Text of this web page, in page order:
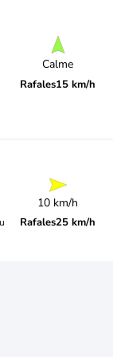
Calme
Rafales15 km/h
10 km/h
Rafales25 km/h